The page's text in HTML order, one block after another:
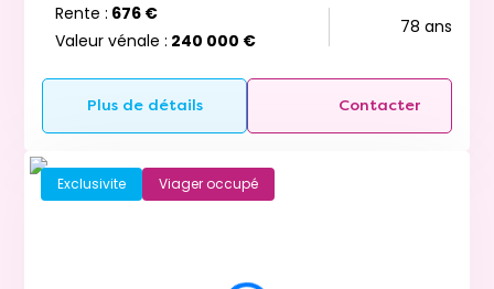
Rente : 676 €
Valeur vénale : 240 000 €
78 ans
Plus de détails Contacter
Exclusivite Viager occupé